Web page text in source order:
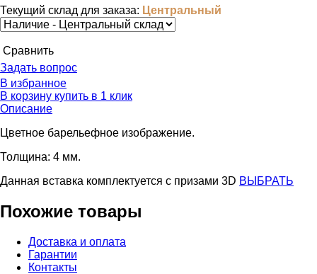
Текущий склад для заказа: Центральный
Cравнить
Задать вопрос
В избранное
В корзину купить в 1 клик
Описание
Цветное барельефное изображение.
Толщина: 4 мм.
Данная вставка комплектуется c призами 3D ВЫБРАТЬ
Похожие товары
Доставка и оплата
Гарантии
Контакты